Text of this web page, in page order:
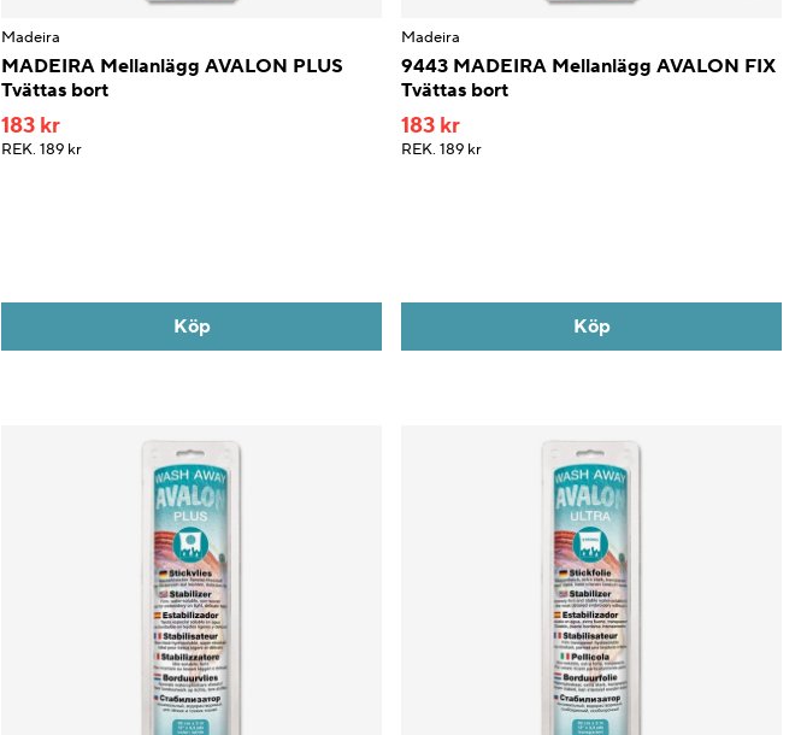
Madeira
MADEIRA Mellanlägg AVALON PLUS
Tvättas bort
183 kr
REK. 189 kr
Köp
Madeira
9443 MADEIRA Mellanlägg AVALON FIX
Tvättas bort
183 kr
REK. 189 kr
Köp